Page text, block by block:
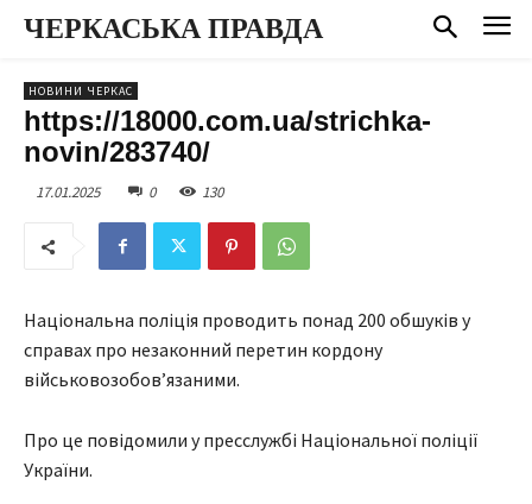
ЧЕРКАСЬКА ПРАВДА
НОВИНИ ЧЕРКАС
https://18000.com.ua/strichka-
novin/283740/
17.01.2025 0 130
Національна поліція проводить понад 200 обшуків у
справах про незаконний перетин кордону
військовозобов’язаними.
Про це повідомили у пресслужбі Національної поліції
України.